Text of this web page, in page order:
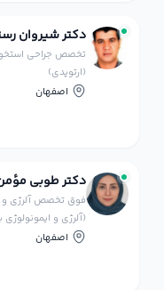
دکتر شیروان
تخصص جراحی
(ارتوپدی)
اصفهان
دکتر طوبی
فوق تخصص آلرژی و
(آلرژی و ایمونولوژی
اصفهان